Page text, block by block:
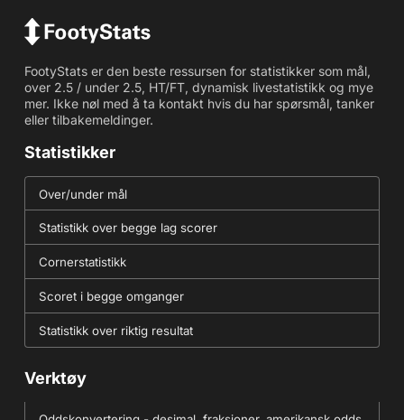
FootyStats er den beste ressursen for statistikker som mål,
over 2.5 / under 2.5, HT/FT, dynamisk livestatistikk og mye
mer. Ikke nøl med å ta kontakt hvis du har spørsmål, tanker
eller tilbakemeldinger.
Statistikker
Over/under mål
Statistikk over begge lag scorer
Cornerstatistikk
Scoret i begge omganger
Statistikk over riktig resultat
Verktøy